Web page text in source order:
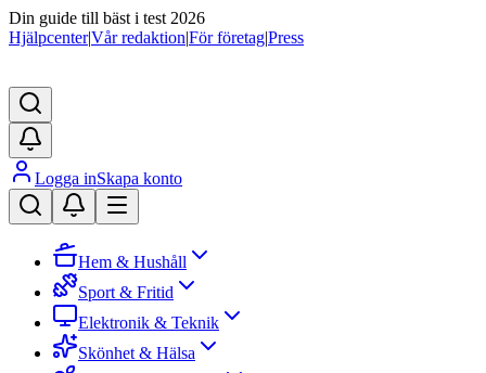
Din guide till bäst i test 2026
Hjälpcenter|Vår redaktion|För företag|Press
Logga inSkapa konto
Hem & Hushåll
Sport & Fritid
Elektronik & Teknik
Skönhet & Hälsa